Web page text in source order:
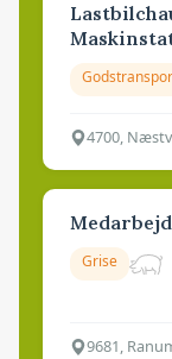
4700,
Grise
9681,